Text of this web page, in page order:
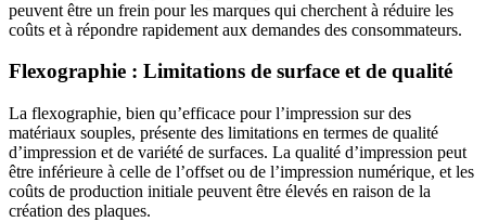
peuvent être un frein pour les marques qui cherchent à réduire les
coûts et à répondre rapidement aux demandes des consommateurs.
Flexographie : Limitations de surface et de qualité
La flexographie, bien qu’efficace pour l’impression sur des
matériaux souples, présente des limitations en termes de qualité
d’impression et de variété de surfaces. La qualité d’impression peut
être inférieure à celle de l’offset ou de l’impression numérique, et les
coûts de production initiale peuvent être élevés en raison de la
création des plaques.